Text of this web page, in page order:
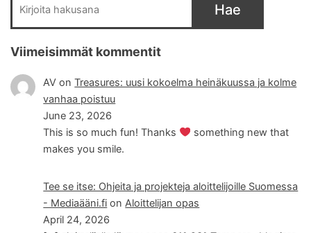
Hae
Viimeisimmät kommentit
AV onTreasures: uusi kokoelma heinäkuussa ja kolme
vanhaa poistuu
June 23, 2026
This is so much fun! Thanks
something new that
makes you smile.
Tee se itse: Ohjeita ja projekteja aloittelijoille Suomessa
- Mediaääni.fi onAloittelijan opas
April 24, 2026